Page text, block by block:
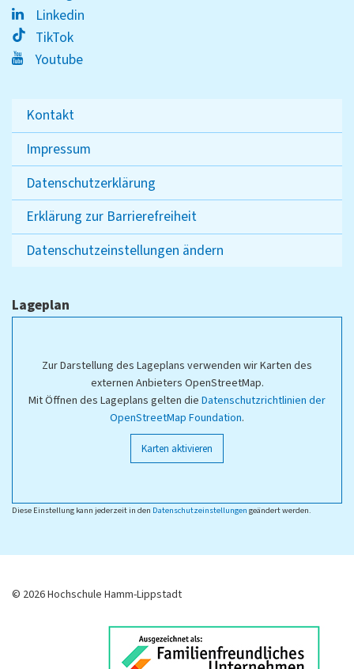
Linkedin
TikTok
Youtube
Kontakt
Impressum
Datenschutzerklärung
Erklärung zur Barrierefreiheit
Datenschutzeinstellungen ändern
Lageplan
Zur Darstellung des Lageplans verwenden wir Karten des
externen Anbieters OpenStreetMap.
Mit Öffnen des Lageplans gelten die Datenschutzrichtlinien der
OpenStreetMap Foundation.
Karten aktivieren
Diese Einstellung kann jederzeit in den Datenschutzeinstellungen geändert werden.
© 2026 Hochschule Hamm-Lippstadt